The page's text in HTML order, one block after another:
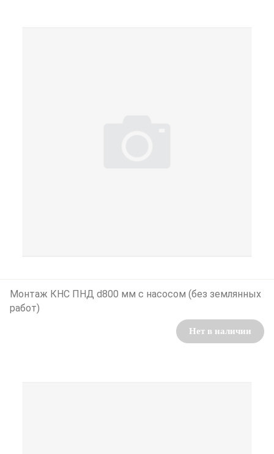
Монтаж КНС ПНД d800 мм с насосом (без землянных
работ)
Нет в наличии